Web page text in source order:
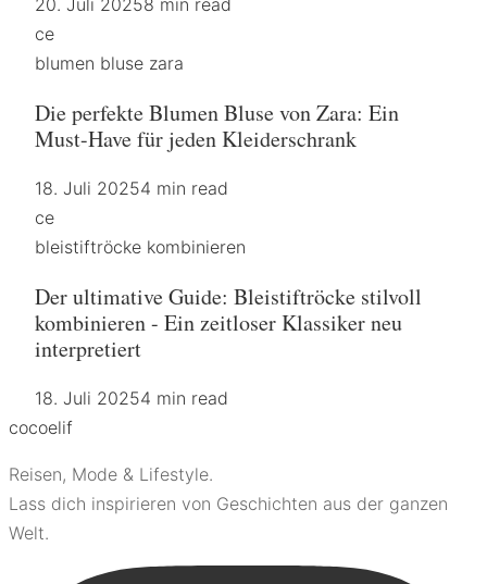
20. Juli 20258 min read
ce
blumen bluse zara
Die perfekte Blumen Bluse von Zara: Ein
Must-Have für jeden Kleiderschrank
18. Juli 20254 min read
ce
bleistiftröcke kombinieren
Der ultimative Guide: Bleistiftröcke stilvoll
kombinieren - Ein zeitloser Klassiker neu
interpretiert
18. Juli 20254 min read
cocoelif
Reisen, Mode & Lifestyle.
Lass dich inspirieren von Geschichten aus der ganzen
Welt.